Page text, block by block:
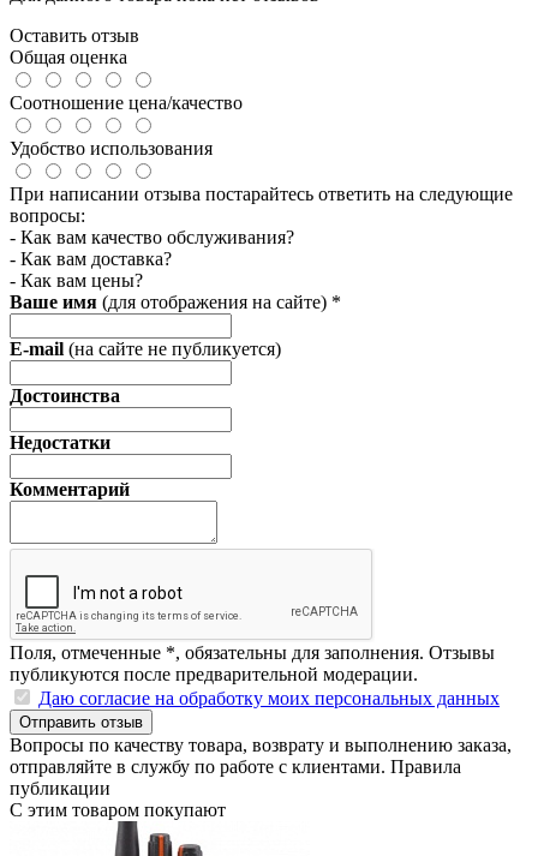
Оставить отзыв
Общая оценка
Соотношение цена/качество
Удобство использования
При написании отзыва постарайтесь ответить на следующие
вопросы:
- Как вам качество обслуживания?
- Как вам доставка?
- Как вам цены?
Ваше имя (для отображения на сайте) *
E-mail (на сайте не публикуется)
Достоинства
Недостатки
Комментарий
Поля, отмеченные *, обязательны для заполнения. Отзывы
публикуются после предварительной модерации.
Даю согласие на обработку моих персональных данных
Отправить отзыв
Вопросы по качеству товара, возврату и выполнению заказа,
отправляйте в службу по работе с клиентами. Правила
публикации
С этим товаром покупают